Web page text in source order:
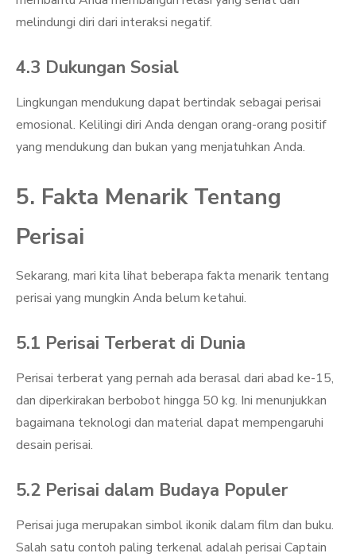
melindungi diri dari interaksi negatif.
4.3 Dukungan Sosial
Lingkungan mendukung dapat bertindak sebagai perisai
emosional. Kelilingi diri Anda dengan orang-orang positif
yang mendukung dan bukan yang menjatuhkan Anda.
5. Fakta Menarik Tentang
Perisai
Sekarang, mari kita lihat beberapa fakta menarik tentang
perisai yang mungkin Anda belum ketahui.
5.1 Perisai Terberat di Dunia
Perisai terberat yang pernah ada berasal dari abad ke-15,
dan diperkirakan berbobot hingga 50 kg. Ini menunjukkan
bagaimana teknologi dan material dapat mempengaruhi
desain perisai.
5.2 Perisai dalam Budaya Populer
Perisai juga merupakan simbol ikonik dalam film dan buku.
Salah satu contoh paling terkenal adalah perisai Captain